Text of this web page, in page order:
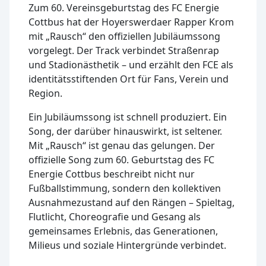
Zum 60. Vereinsgeburtstag des FC Energie
Cottbus hat der Hoyerswerdaer Rapper Krom
mit „Rausch“ den offiziellen Jubiläumssong
vorgelegt. Der Track verbindet Straßenrap
und Stadionästhetik – und erzählt den FCE als
identitätsstiftenden Ort für Fans, Verein und
Region.
Ein Jubiläumssong ist schnell produziert. Ein
Song, der darüber hinauswirkt, ist seltener.
Mit „Rausch“ ist genau das gelungen. Der
offizielle Song zum 60. Geburtstag des FC
Energie Cottbus beschreibt nicht nur
Fußballstimmung, sondern den kollektiven
Ausnahmezustand auf den Rängen – Spieltag,
Flutlicht, Choreografie und Gesang als
gemeinsames Erlebnis, das Generationen,
Milieus und soziale Hintergründe verbindet.